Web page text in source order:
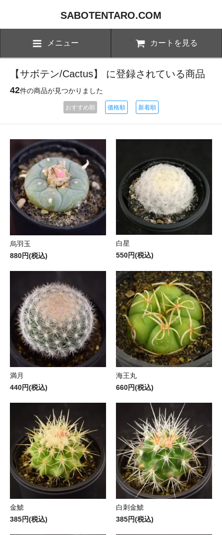
SABOTENTARO.COM
メニュー カートを見る
【サボテン/Cactus】 に登録されている商品
42件の商品が見つかりました
おすすめ順 価格順 新着順
烏羽玉
880円(税込)
白星
550円(税込)
満月
440円(税込)
海王丸
660円(税込)
金鯱
385円(税込)
白刺金鯱
385円(税込)